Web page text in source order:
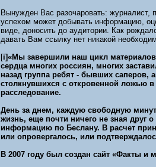
Вынужден Вас разочаровать:
успехом может добывать информацию,
виде, доносить до аудитории. Как
давать Вам ссылку нет никакой
[i]«Мы завершили наш цикл материалов
сердца многих россиян, многих
назад группа ребят - бывших саперов,
столкнувшихся с откровенной ложью
расследование.
День за днем, каждую свободную
жизнь, еще почти ничего не зная друг
информацию по Беслану. В расчет
или опровергалось, или
В 2007 году был создан сайт «Факты и